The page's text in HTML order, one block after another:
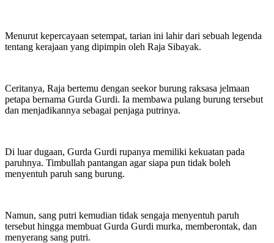
Menurut kepercayaan setempat, tarian ini lahir dari sebuah legenda
tentang kerajaan yang dipimpin oleh Raja Sibayak.
Ceritanya, Raja bertemu dengan seekor burung raksasa jelmaan
petapa bernama Gurda Gurdi. Ia membawa pulang burung tersebut
dan menjadikannya sebagai penjaga putrinya.
Di luar dugaan, Gurda Gurdi rupanya memiliki kekuatan pada
paruhnya. Timbullah pantangan agar siapa pun tidak boleh
menyentuh paruh sang burung.
Namun, sang putri kemudian tidak sengaja menyentuh paruh
tersebut hingga membuat Gurda Gurdi murka, memberontak, dan
menyerang sang putri.